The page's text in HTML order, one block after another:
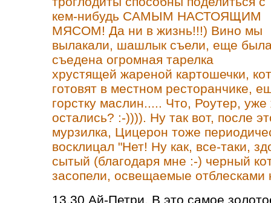
кем-нибудь САМЫМ НАСТОЯЩИМ
МЯСОМ! Да ни в жизнь!!!) Вино мы
вылакали, шашлык съели, еще
съедена огромная тарелка
хрустящей жареной картошечки,
готовят в местном ресторанчике,
горстку маслин..... Что, Роутер,
остались? :-)))). Ну так вот, после
мурзилка, Цицерон тоже
восклицал "Нет! Ну как, все-таки,
сытый (благодаря мне :-) черный
засопели, освещаемые отблесками
13.30 Ай-Петри. В это самое